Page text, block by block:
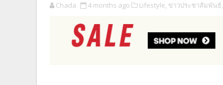
Chada 4 months ago Lifestyle, ข่าวประชาสัมพันธ์,